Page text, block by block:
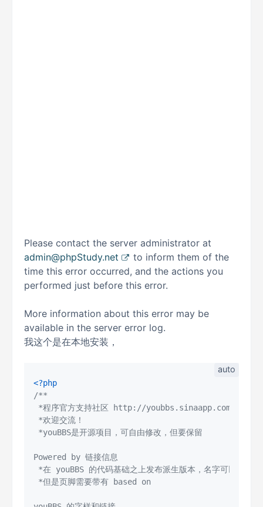
Please contact the server administrator at
admin@phpStudy.net
to inform them of the
time this error occurred, and the actions you
performed just before this error.
More information about this error may be
available in the server error log.
我这个是在本地安装，
<?php
/**
*程序官方支持社区 http://youbbs.sinaapp.com/
*欢迎交流！
*youBBS是开源项目，可自由修改，但要保留
Powered by 链接信息
*在 youBBS 的代码基础之上发布派生版本，名字可以不包含
*但是页脚需要带有 based on